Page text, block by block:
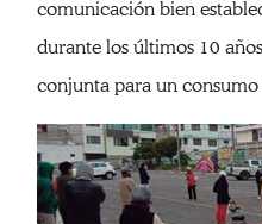
comunicación bien
durante los últimos 10
conjunta para un consumo